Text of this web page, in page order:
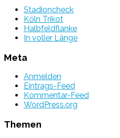
Stadioncheck
Köln Trikot
Halbfeldflanke
In voller Länge
Meta
Anmelden
Eintrags-Feed
Kommentar-Feed
WordPress.org
Themen